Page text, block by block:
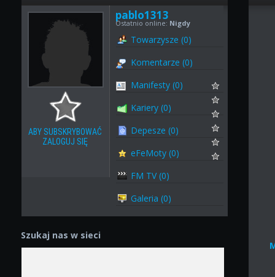
ABY SUBSKRYBOWAĆ
ZALOGUJ SIĘ
pablo1313
Ostatnio online: Nigdy
Towarzysze (0)
Komentarze (0)
Manifesty (0)
Kariery (0)
Depesze (0)
eFeMoty (0)
FM TV (0)
Galeria (0)
Szukaj nas w sieci